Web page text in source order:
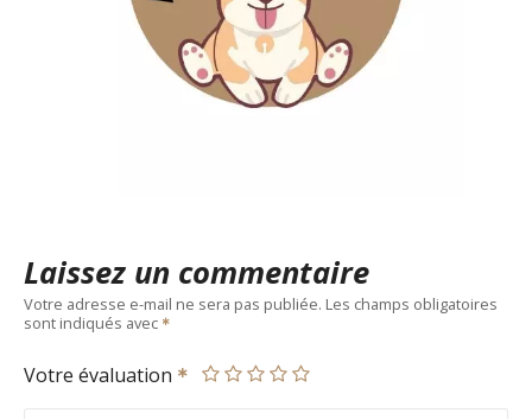
Laissez un commentaire
Votre adresse e-mail ne sera pas publiée. Les champs obligatoires
sont indiqués avec
Votre évaluation